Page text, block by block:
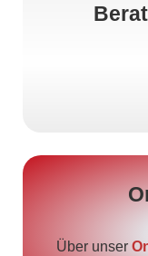
Über unser